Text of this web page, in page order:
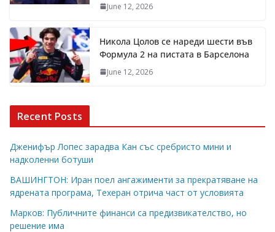
June 12, 2026
Никола Цолов се нареди шести във
Формула 2 на пистата в Барселона
June 12, 2026
Recent Posts
Дженифър Лопес зарадва Кан със сребристо мини и
надколенни ботуши
ВАШИНГТОН: Иран поел ангажименти за прекратяване на
ядрената програма, Техеран отрича част от условията
Марков: Публичните финанси са предизвикателство, но
решение има